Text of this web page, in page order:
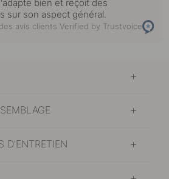
bien et reçoit des
sur son aspect général.
avis clients Verified by Trustvoice
D'ENTRETIEN